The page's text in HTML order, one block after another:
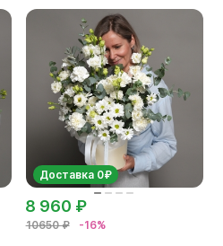
Доставка 0₽
10650 ₽ -16%
8 960 ₽